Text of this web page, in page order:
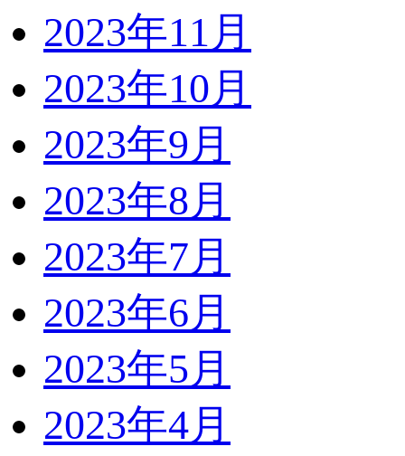
2023年11月
2023年10月
2023年9月
2023年8月
2023年7月
2023年6月
2023年5月
2023年4月